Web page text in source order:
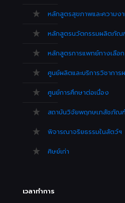
หลักสูตรสุขภาพและความง
หลักสูตรนวัตกรรมผลิตภัณ
หลักสูตรการแพทย์ทางเลือก
ศูนย์ผลิตและบริการวิชากา
ศูนย์การศึกษาต่อเนื่อง
สถาบันวิจัยพฤกษเภสัชภัณ
พิจารณาจริยธรรมในสัตว์ฯ
ศิษย์เก่า
เวลาทำการ